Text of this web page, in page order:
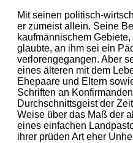
Mit seinen politisch-
er zumeist allein. Seine
kaufmännischem
glaubte, an ihm sei ein
verlorengegangen. Aber
eines älteren mit dem
Ehepaare und Eltern
Schriften an
Durchschnittsgeist der
Weise über das Maß der
eines einfachen
ihrer prüden Art eher